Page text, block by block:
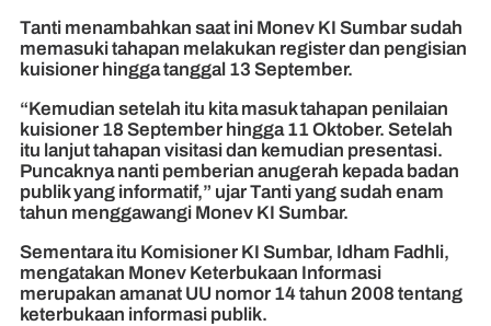
Tanti menambahkan saat ini Monev KI Sumbar sudah
memasuki tahapan melakukan register dan pengisian
kuisioner hingga tanggal 13 September.
“Kemudian setelah itu kita masuk tahapan penilaian
kuisioner 18 September hingga 11 Oktober. Setelah
itu lanjut tahapan visitasi dan kemudian presentasi.
Puncaknya nanti pemberian anugerah kepada badan
publik yang informatif,” ujar Tanti yang sudah enam
tahun menggawangi Monev KI Sumbar.
Sementara itu Komisioner KI Sumbar, Idham Fadhli,
mengatakan Monev Keterbukaan Informasi
merupakan amanat UU nomor 14 tahun 2008 tentang
keterbukaan informasi publik.